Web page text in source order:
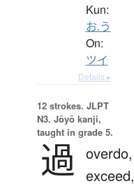
Kun:
お.う
On:
ツイ
Details ▸
12 strokes. JLPT
N3. Jōyō kanji,
taught in grade 5.
過 overdo,
exceed,